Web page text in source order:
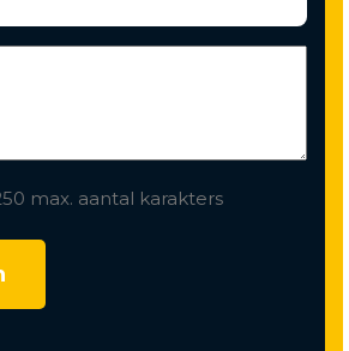
max. aantal karakters